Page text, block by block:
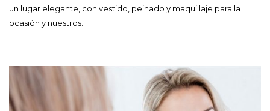
un lugar elegante, con vestido, peinado y maquillaje para la
ocasión y nuestros…